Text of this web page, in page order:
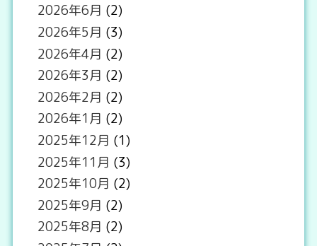
2026年6月 (2)
2026年5月 (3)
2026年4月 (2)
2026年3月 (2)
2026年2月 (2)
2026年1月 (2)
2025年12月 (1)
2025年11月 (3)
2025年10月 (2)
2025年9月 (2)
2025年8月 (2)